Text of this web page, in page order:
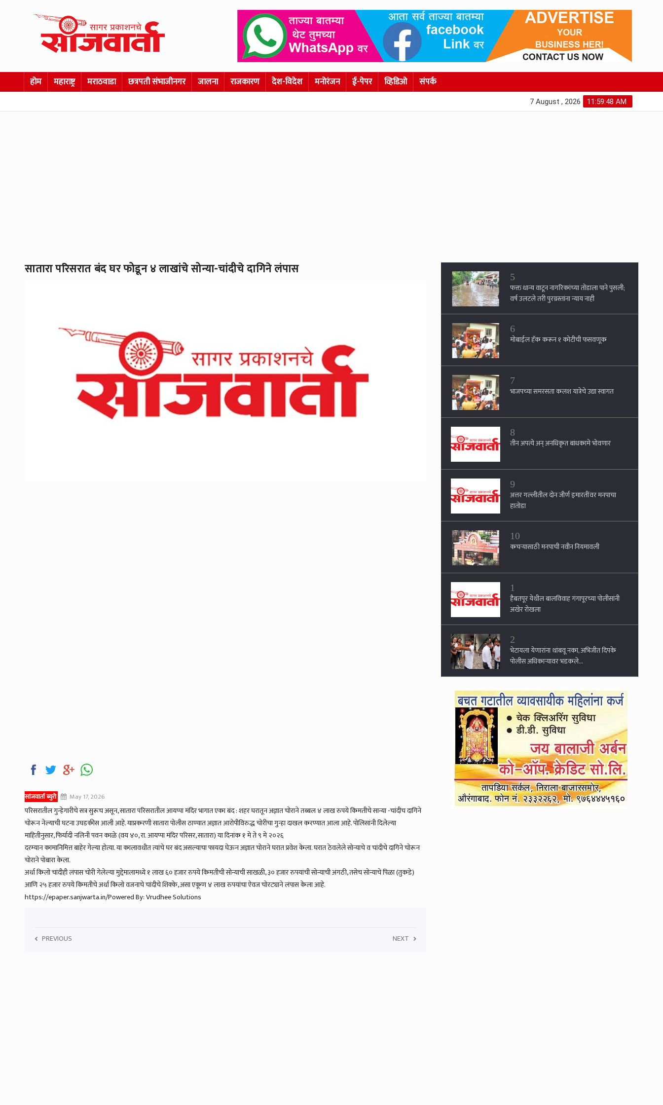
होम महाराष्ट्र मराठवाडा छत्रपती संभाजीनगर जालना राजकारण देश-विदेश मनोरंजन ई-पेपर व्हिडिओ संपर्क
11:59:49 AM
7 August , 2026
सातारा परिसरात बंद घर फोडून ४ लाखांचे सोन्या-चांदीचे दागिने लंपास
सांजवार्ता ब्युरो May 17, 2026
परिसरातील गुन्हेगारीचे सत्र सुरूच असून, सातारा परिसरातील आयप्पा मंदिर भागात एका बंद : शहर घरातून अज्ञात चोराने तब्बल ४ लाख रुपये किमतीचे सान्या -चांदीच दागिने
चोरून नेल्याची घटना उघडकीस आली आहे. याप्रकरणी सातारा पोलीस ठाण्यात अज्ञात आरोपीविरुद्ध चोरीचा गुन्हा दाखल करण्यात आला आहे. पोलिसांनी दिलेल्या
माहितीनुसार, फिर्यादी नलिनी पवन काळे (वय ४०, रा. आयप्पा मंदिर परिसर, सातारा) या दिनांक १ मे ते ९ मे २०२६
दरम्यान कामानिमित्त बाहेर गेल्या होत्या. या कालावधीत त्यांचे घर बंद असल्याचा फायदा घेऊन अज्ञात चोराने घरात प्रवेश केला. घरात ठेवलेले सोन्याचे व चांदीचे दागिने चोरून
चोराने पोबारा केला.
अर्धा किलो चांदीही लंपास चोरी गेलेल्या मुद्देमालामध्ये १ लाख ६० हजार रुपये किमतीची सोन्याची साखळी, ३० हजार रुपयांची सोन्याची अंगठी, तसेच सोन्याचे पिळा (तुकडे)
आणि २५ हजार रुपये किमतीचे अर्धा किलो वजनाचे चांदीचे शिक्के, असा एकूण ४ लाख रुपयांचा ऐवज चोरट्याने लंपास केला आहे.
https://epaper.sanjwarta.in/Powered By: Vrudhee Solutions
PREVIOUS NEXT
5
फक्त धान्य वाटून नागरिकांच्या तोंडाला पाने पुसली;
वर्ष उलटले तरी पुरग्रस्तांना न्याय नाही
6
मोबाईल हॅक करून १ कोटीची फसवणूक
7
भाजपच्या समरसता कलश यात्रेचे उद्या स्वागत
8
तीन अपत्ये अन् अनधिकृत बांधकामे भोवणार
9
अत्तर गल्लीतील दोन जीर्ण इमारतींवर मनपाचा
हातोडा
10
कचऱ्यासाठी मनपाची नवीन नियमावली
1
हैबतपूर येथील बालविवाह गंगापूरच्या पोलीसांनी
अखेर रोखला
2
भेटायला येणारांना थांबवू नका, अभिजीत दिपके
पोलीस अधिकाऱ्यावर भडकले...
3
रिधोरा देवी शिवारात गोवंश हत्येवर पोलिसांचा छापा
१५ ऑगस्टपर्यंत मुख्यालयी हजर व्हा; अन्यथा
सेवेतून बाहेर : आ. प्रशांत बंब